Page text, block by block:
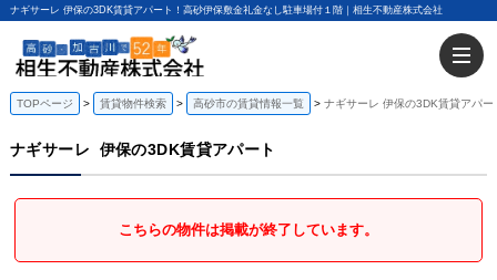
ナギサーレ 伊保の3DK賃貸アパート！高砂伊保敷金礼金なし駐車場付１階｜相生不動産株式会社
TOPページ 賃貸物件検索 高砂市の賃貸情報一覧 ナギサーレ 伊保の3DK賃貸アパー
ナギサーレ 伊保の3DK賃貸アパート
こちらの物件は掲載が終了しています。